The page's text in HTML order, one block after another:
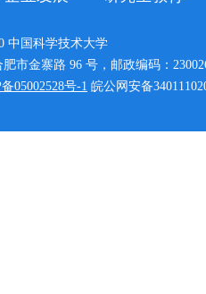
中国科学技术大学
市金寨路 96 号，邮政编码：
05002528号-1 皖公网安备